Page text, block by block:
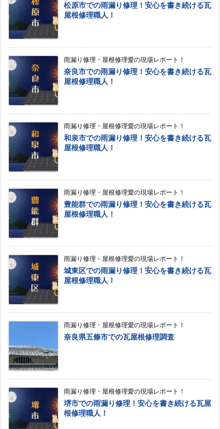
松原市での雨漏り修理！安心を書き続ける瓦
屋根修理職人！
雨漏り修理・屋根修理愛の現場レポート！
奈良市での雨漏り修理！安心を書き続ける瓦
屋根修理職人！
雨漏り修理・屋根修理愛の現場レポート！
和泉市での雨漏り修理！安心を書き続ける瓦
屋根修理職人！
雨漏り修理・屋根修理愛の現場レポート！
豊能群での雨漏り修理！安心を書き続ける瓦
屋根修理職人！
雨漏り修理・屋根修理愛の現場レポート！
城東区での雨漏り修理！安心を書き続ける瓦
屋根修理職人！
雨漏り修理・屋根修理愛の現場レポート！
奈良県五條市での瓦屋根修理調査
雨漏り修理・屋根修理愛の現場レポート！
堺市での雨漏り修理！安心を書き続ける瓦屋
根修理職人！